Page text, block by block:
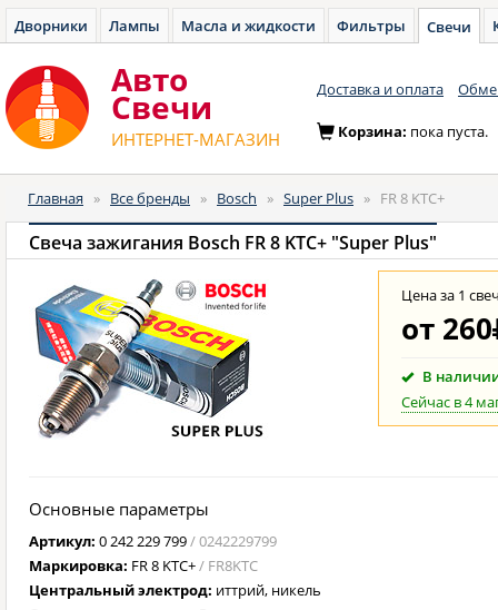
Дворники Лампы Масла и жидкости Фильтры Свечи
Авто
Cвечи
ИНТЕРНЕТ-МАГАЗИН
Доставка и оплата
Корзина: пока пуста.
Главная » Все бренды » Bosch » Super Plus » FR 8 KTC+
Свеча зажигания Bosch FR 8 KTC+ "Super Plus"
Цена за 1
от 260
В
Сейчас в 4
Основные параметры
Артикул: 0 242 229 799/ 0242229799
Маркировка: FR 8 KTC+/ FR8KTC
Центральный электрод: иттрий, никель